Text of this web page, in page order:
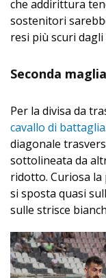
che addirittura
sostenitori
resi più scuri
Seconda
Per la divisa da
cavallo di battaglia
diagonale
sottolineata da
ridotto. Curiosa la
si sposta quasi
sulle strisce